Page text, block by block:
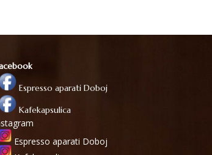
Espresso aparati Doboj
Kafekapsulica
Espresso aparati Doboj